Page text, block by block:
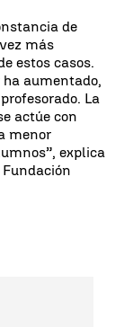
de
más
estos casos.
aumentado,
La
actúe con
menor
explica